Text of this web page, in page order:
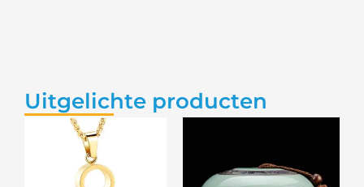
Uitgelichte producten